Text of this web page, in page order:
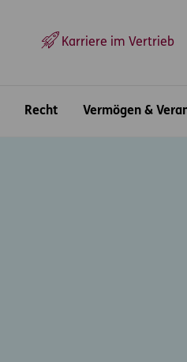
Karriere im Vertrieb
Recht Vermögen &